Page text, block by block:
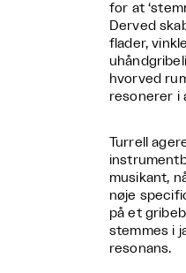
for at
Derved
flader,
hvorved
resonerer i
Turrell
musikant,
nøje
på et
stemmes i
resonans.